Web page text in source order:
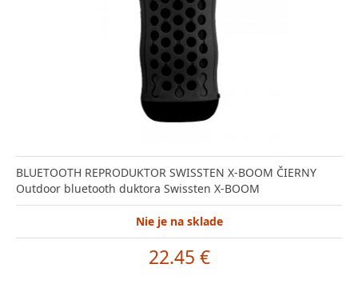
BLUETOOTH REPRODUKTOR SWISSTEN X-BOOM ČIERNY
Outdoor bluetooth duktora Swissten X-BOOM
Nie je na sklade
22.45 €